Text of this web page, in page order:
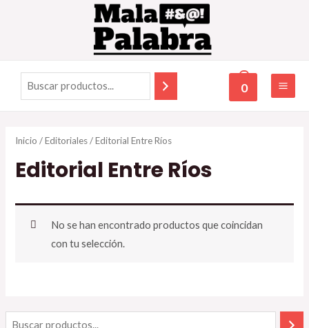
0
Inicio /Editoriales/ Editorial Entre Ríos
Editorial Entre Ríos
No se han encontrado productos que coincidan
con tu selección.